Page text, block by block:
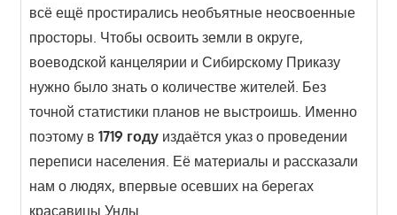
всё ещё простирались необъятные неосвоенные
просторы. Чтобы освоить земли в округе,
воеводской канцелярии и Сибирскому Приказу
нужно было знать о количестве жителей. Без
точной статистики планов не выстроишь. Именно
поэтому в1719 году издаётся указ о проведении
переписи населения. Её материалы и рассказали
нам о людях, впервые осевших на берегах
красавицы Унды.